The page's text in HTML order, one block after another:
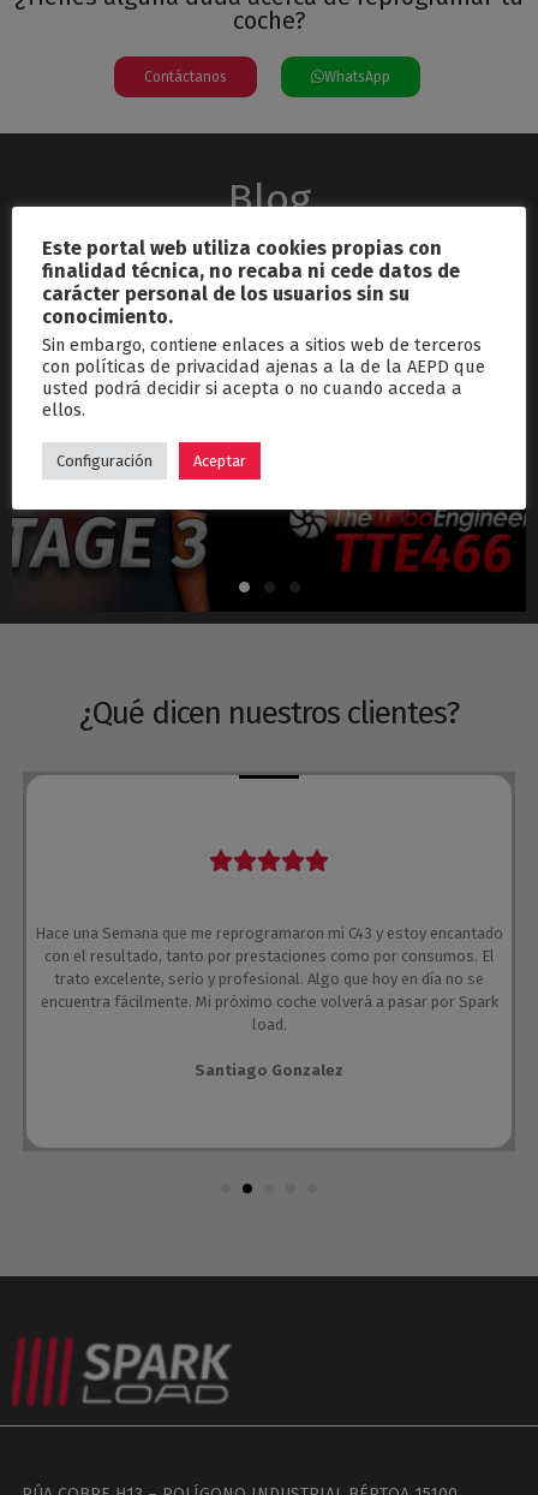
coche?
Contáctanos WhatsApp
Blog
septiembre 26, 2024
Hyundai i30N Stage 3 – Turbo TTE466
¿Qué dicen nuestros clientes?
Hace una Semana que me reprogramaron mi C43 y estoy encantado
con el resultado, tanto por prestaciones como por consumos. El
trato excelente, serio y profesional. Algo que hoy en día no se
encuentra fácilmente. Mi próximo coche volverá a pasar por Spark
load.
Santiago Gonzalez
Este portal web utiliza cookies propias con
finalidad técnica, no recaba ni cede datos de
carácter personal de los usuarios sin su
conocimiento.
Sin embargo, contiene enlaces a sitios web de terceros
con políticas de privacidad ajenas a la de la AEPD que
usted podrá decidir si acepta o no cuando acceda a
ellos.
Configuración Aceptar